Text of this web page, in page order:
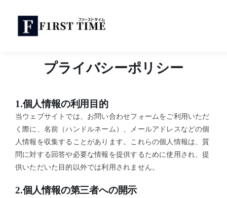
プライバシーポリシー
1.個人情報の利用目的
当ウェブサイトでは、お問い合わせフォームをご利用いただ
く際に、名前（ハンドルネーム）、メールアドレスなどの個
人情報を収集することがあります。これらの個人情報は、質
問に対する回答や必要な情報を提供するために使用され、提
供いただいた目的以外では利用されません。
2.個人情報の第三者への開示